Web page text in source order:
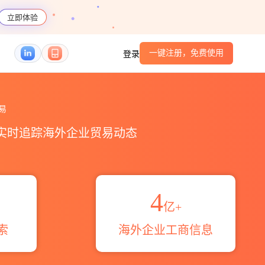
立即体验
登录 一键注册，免费使用
时追踪海外企业贸易动态
4亿+
海外企业工商信息